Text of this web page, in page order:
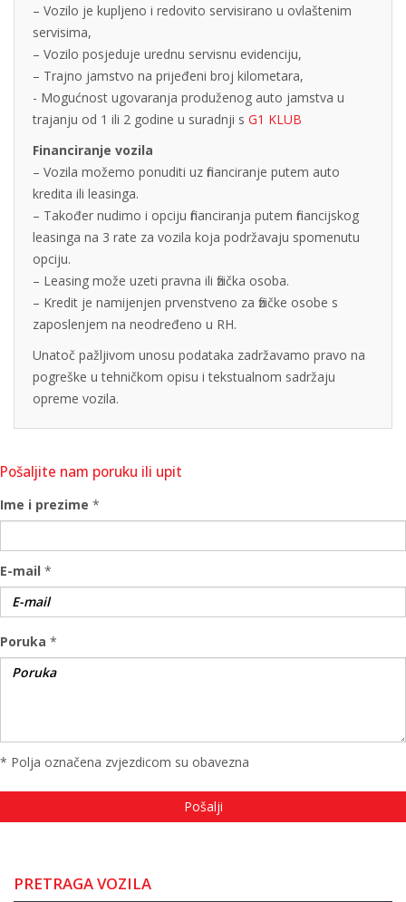
– Vozilo je kupljeno i redovito servisirano u ovlaštenim
servisima,
– Vozilo posjeduje urednu servisnu evidenciju,
– Trajno jamstvo na prijeđeni broj kilometara,
- Mogućnost ugovaranja produženog auto jamstva u
trajanju od 1 ili 2 godine u suradnji s G1 KLUB
Financiranje vozila
– Vozila možemo ponuditi uz financiranje putem auto
kredita ili leasinga.
– Također nudimo i opciju financiranja putem financijskog
leasinga na 3 rate za vozila koja podržavaju spomenutu
opciju.
– Leasing može uzeti pravna ili fizička osoba.
– Kredit je namijenjen prvenstveno za fizičke osobe s
zaposlenjem na neodređeno u RH.
Unatoč pažljivom unosu podataka zadržavamo pravo na
pogreške u tehničkom opisu i tekstualnom sadržaju
opreme vozila.
Pošaljite nam poruku ili upit
Ime i prezime *
E-mail *
Poruka *
* Polja označena zvjezdicom su obavezna
PRETRAGA VOZILA